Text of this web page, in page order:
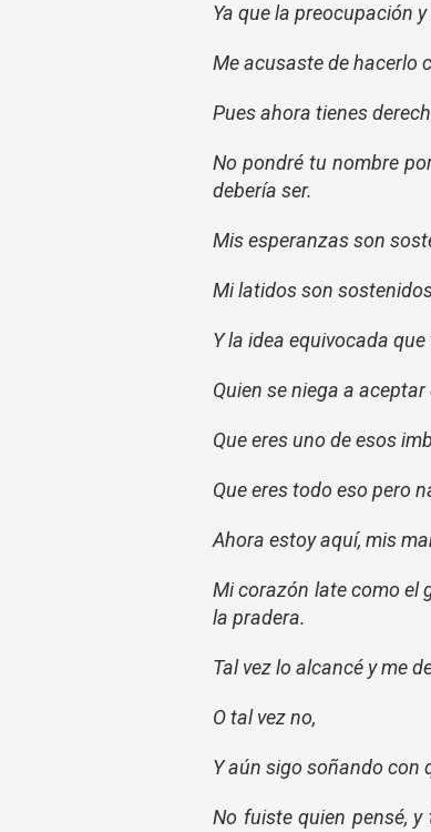
Ya que la preocupación
Me acusaste de hacerlo
Pues ahora tienes
No pondré tu nombre
debería ser.
Mis esperanzas son
Mi latidos son
Y la idea equivocada
Quien se niega a
Que eres uno de esos
Que eres todo eso pero
Ahora estoy aquí, mis
Mi corazón late como el
la pradera.
Tal vez lo alcancé y me
O tal vez no,
Y aún sigo soñando con
No fuiste quien pensé,